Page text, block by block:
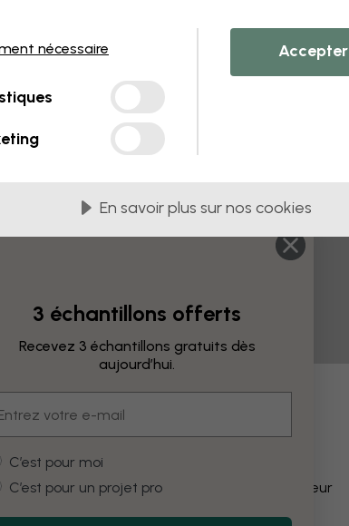
Modifier la couleur
3 échantillons offerts
Recevez 3 échantillons gratuits dès
aujourd’hui.
type
C’est pour moi
C’est pour un projet pro
nécessaire
En savoir plus sur nos cookies